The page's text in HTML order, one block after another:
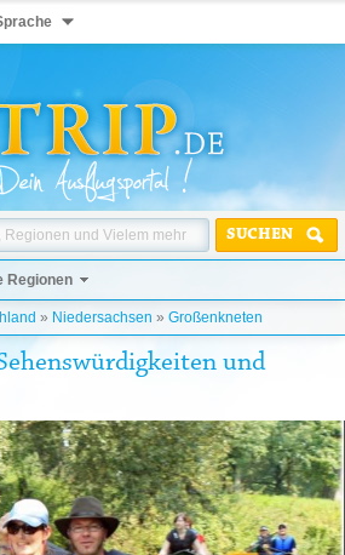
SUCHEN
Regionen
» Niedersachsen » Großenkneten
und